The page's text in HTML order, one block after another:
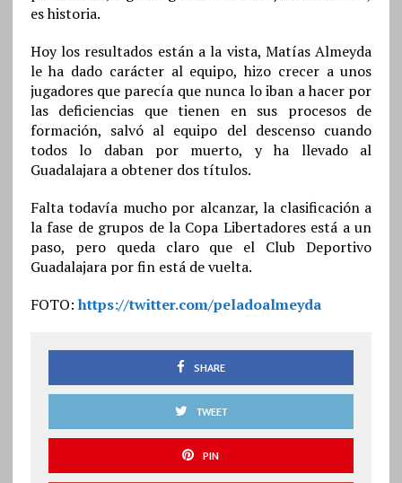
es historia.
Hoy los resultados están a la vista, Matías Almeyda
le ha dado carácter al equipo, hizo crecer a unos
jugadores que parecía que nunca lo iban a hacer por
las deficiencias que tienen en sus procesos de
formación, salvó al equipo del descenso cuando
todos lo daban por muerto, y ha llevado al
Guadalajara a obtener dos títulos.
Falta todavía mucho por alcanzar, la clasificación a
la fase de grupos de la Copa Libertadores está a un
paso, pero queda claro que el Club Deportivo
Guadalajara por fin está de vuelta.
FOTO: https://twitter.com/peladoalmeyda
SHARE
TWEET
PIN